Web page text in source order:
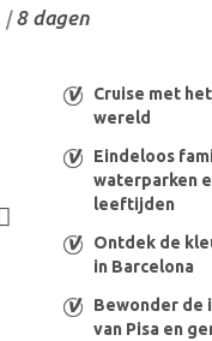
/8 dagen
Cruise met
wereld
Eindeloos
waterparken
leeftijden
Ontdek de
in Barcelona
Bewonder de
van Pisa en